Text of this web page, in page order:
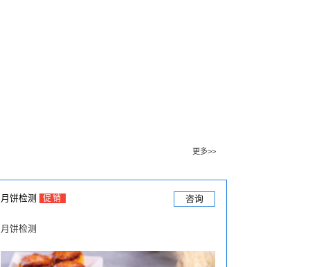
更多>>
月饼检测 促销 咨询
月饼检测